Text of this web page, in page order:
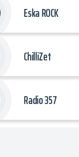
Eska ROCK
ChilliZet
Radio 357